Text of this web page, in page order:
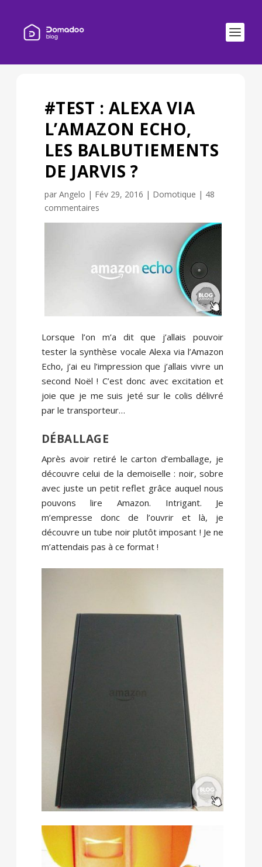
#TEST : ALEXA VIA
L’AMAZON ECHO,
LES BALBUTIEMENTS
DE JARVIS ?
par Angelo | Fév 29, 2016 | Domotique | 48
commentaires
Lorsque l’on m’a dit que j’allais pouvoir
tester la synthèse vocale Alexa via l’Amazon
Echo, j’ai eu l’impression que j’allais vivre un
second Noël ! C’est donc avec excitation et
joie que je me suis jeté sur le colis délivré
par le transporteur…
DÉBALLAGE
Après avoir retiré le carton d’emballage, je
découvre celui de la demoiselle : noir, sobre
avec juste un petit reflet grâce auquel nous
pouvons lire Amazon. Intrigant. Je
m’empresse donc de l’ouvrir et là, je
découvre un tube noir plutôt imposant ! Je ne
m’attendais pas à ce format !